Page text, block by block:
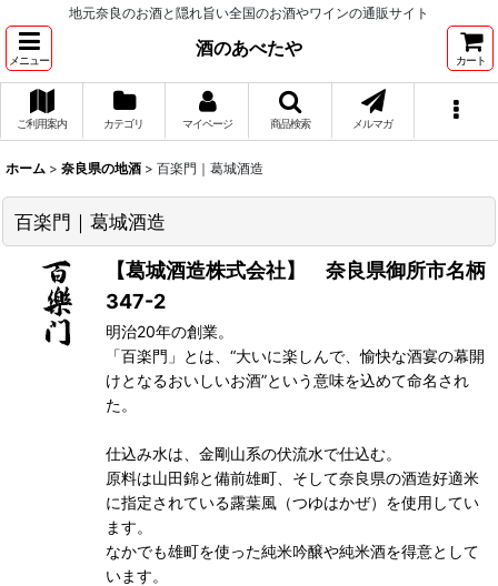
地元奈良のお酒と隠れ旨い全国のお酒やワインの通販サイト
メニュー
酒のあべたや
カート
ご利用案内 カテゴリ マイページ 商品検索 メルマガ
ホーム > 奈良県の地酒 > 百楽門｜葛城酒造
百楽門｜葛城酒造
【葛城酒造株式会社】 奈良県御所市名柄
347-2
明治20年の創業。
「百楽門」とは、“大いに楽しんで、愉快な酒宴の幕開
けとなるおいしいお酒”という意味を込めて命名され
た。
仕込み水は、金剛山系の伏流水で仕込む。
原料は山田錦と備前雄町、そして奈良県の酒造好適米
に指定されている露葉風（つゆはかぜ）を使用してい
ます。
なかでも雄町を使った純米吟醸や純米酒を得意として
います。